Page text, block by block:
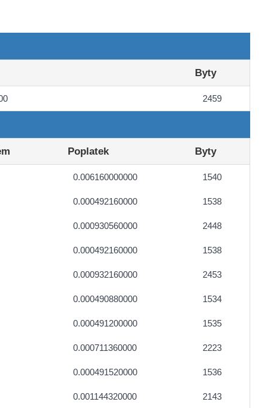
Byty
2459
Poplatek Byty
0.006160000000 1540
0.000492160000 1538
0.000930560000 2448
0.000492160000 1538
0.000932160000 2453
0.000490880000 1534
0.000491200000 1535
0.000711360000 2223
0.000491520000 1536
0.001144320000 2143